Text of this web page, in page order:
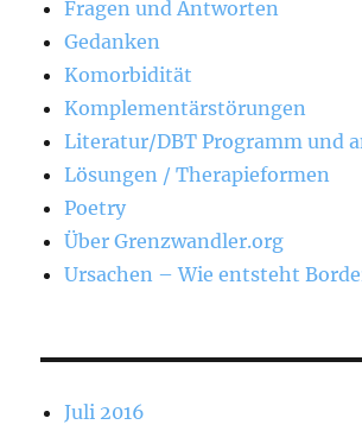
Fragen und Antworten
Gedanken
Komorbidität
Komplementärstörungen
Literatur/DBT Programm und
Lösungen / Therapieformen
Poetry
Über Grenzwandler.org
Ursachen – Wie entsteht
Juli 2016